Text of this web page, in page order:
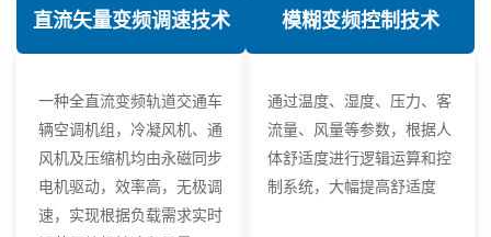
直流矢量变频调速技术
一种全直流变频轨道交通车
辆空调机组，冷凝风机、通
风机及压缩机均由永磁同步
电机驱动，效率高，无极调
速，实现根据负载需求实时
模糊变频控制技术
通过温度、湿度、压力、客
流量、风量等参数，根据人
体舒适度进行逻辑运算和控
制系统，大幅提高舒适度